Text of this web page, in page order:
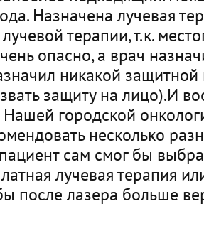
Назначена лучевая
лучевой терапии, т.к.
опасно, а врач
никакой
защиту на лицо).И
Нашей городской
несколько
сам смог бы
лучевая терапия
после лазера больше